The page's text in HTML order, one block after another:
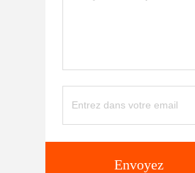
Envoyez